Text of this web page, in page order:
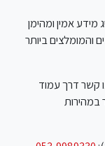
מידע אמין ומהימן
והמומלצים ביותר
קשר דרך עמוד
במהירות